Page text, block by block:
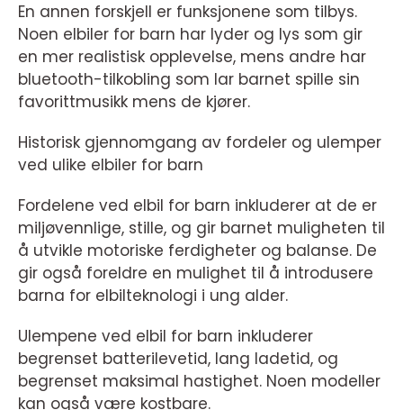
En annen forskjell er funksjonene som tilbys.
Noen elbiler for barn har lyder og lys som gir
en mer realistisk opplevelse, mens andre har
bluetooth-tilkobling som lar barnet spille sin
favorittmusikk mens de kjører.
Historisk gjennomgang av fordeler og ulemper
ved ulike elbiler for barn
Fordelene ved elbil for barn inkluderer at de er
miljøvennlige, stille, og gir barnet muligheten til
å utvikle motoriske ferdigheter og balanse. De
gir også foreldre en mulighet til å introdusere
barna for elbilteknologi i ung alder.
Ulempene ved elbil for barn inkluderer
begrenset batterilevetid, lang ladetid, og
begrenset maksimal hastighet. Noen modeller
kan også være kostbare.